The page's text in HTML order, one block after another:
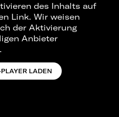
des Inhalts auf
Link. Wir weisen
der Aktivierung
Anbieter
LADEN